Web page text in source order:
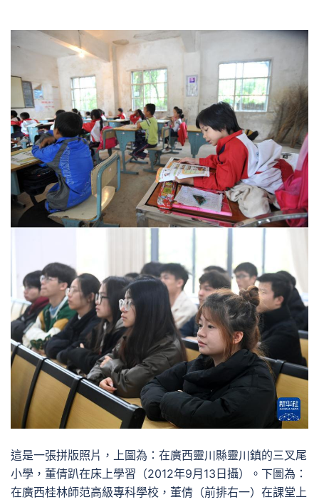
這是一張拼版照片，上圖為：在廣西靈川縣靈川鎮的三叉尾
小學，董倩趴在床上學習（2012年9月13日攝）。下圖為：
在廣西桂林師范高級專科學校，董倩（前排右一）在課堂上